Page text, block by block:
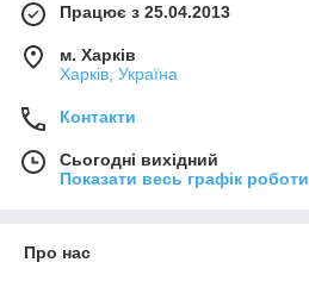
Працює з 25.04.2013
м. Харків
Харків, Україна
Контакти
Сьогодні вихідний
Показати весь графік роботи
Про нас